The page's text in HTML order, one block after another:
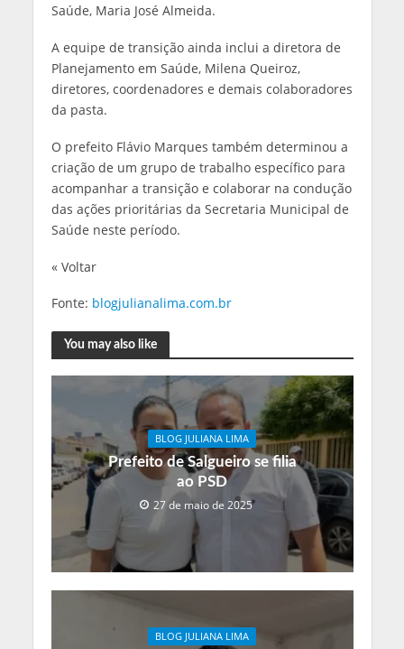
Saúde, Maria José Almeida.
A equipe de transição ainda inclui a diretora de
Planejamento em Saúde, Milena Queiroz,
diretores, coordenadores e demais colaboradores
da pasta.
O prefeito Flávio Marques também determinou a
criação de um grupo de trabalho específico para
acompanhar a transição e colaborar na condução
das ações prioritárias da Secretaria Municipal de
Saúde neste período.
« Voltar
Fonte: blogjulianalima.com.br
You may also like
BLOG JULIANA LIMA
Prefeito de Salgueiro se filia
ao PSD
27 de maio de 2025
BLOG JULIANA LIMA